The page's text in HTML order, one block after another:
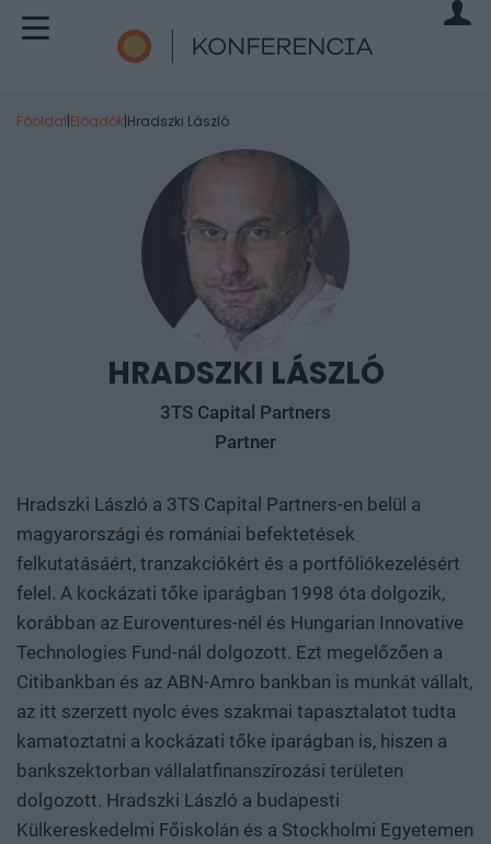
Főoldal|Előadók|Hradszki László
HRADSZKI LÁSZLÓ
3TS Capital Partners
Partner
Hradszki László a 3TS Capital Partners-en belül a
magyarországi és romániai befektetések
felkutatásáért, tranzakciókért és a portfóliókezelésért
felel. A kockázati tőke iparágban 1998 óta dolgozik,
korábban az Euroventures-nél és Hungarian Innovative
Technologies Fund-nál dolgozott. Ezt megelőzően a
Citibankban és az ABN-Amro bankban is munkát vállalt,
az itt szerzett nyolc éves szakmai tapasztalatot tudta
kamatoztatni a kockázati tőke iparágban is, hiszen a
bankszektorban vállalatfinanszírozási területen
dolgozott. Hradszki László a budapesti
Külkereskedelmi Főiskolán és a Stockholmi Egyetemen